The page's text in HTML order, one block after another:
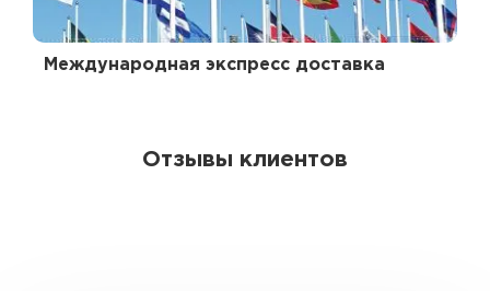
Международная экспресс доставка
Отзывы клиентов